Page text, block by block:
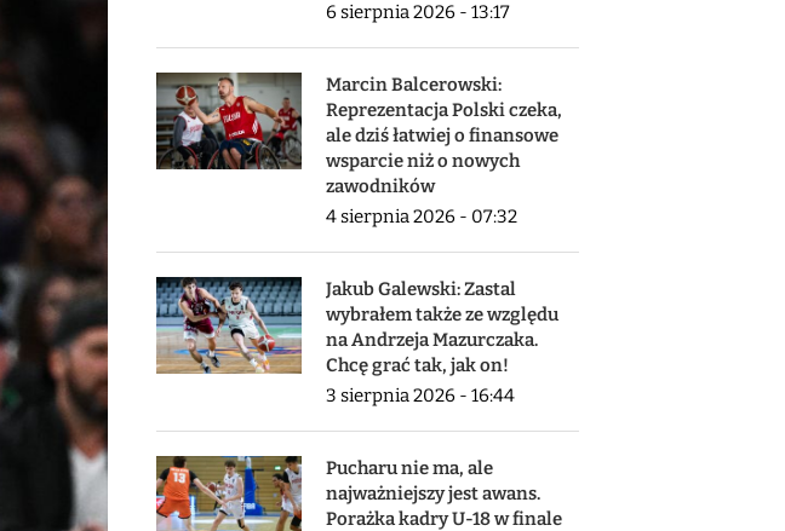
6 sierpnia 2026 - 13:17
Marcin Balcerowski:
Reprezentacja Polski czeka,
ale dziś łatwiej o finansowe
wsparcie niż o nowych
zawodników
4 sierpnia 2026 - 07:32
Jakub Galewski: Zastal
wybrałem także ze względu
na Andrzeja Mazurczaka.
Chcę grać tak, jak on!
3 sierpnia 2026 - 16:44
Pucharu nie ma, ale
najważniejszy jest awans.
Porażka kadry U-18 w finale